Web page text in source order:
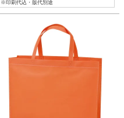
※印刷代込・版代別途